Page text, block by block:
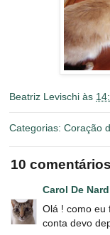
Beatriz Levischi às
Categorias: Coração
10
Carol De
Olá ! como eu
conta devo